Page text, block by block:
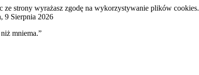
strony wyrażasz zgodę na wykorzystywanie plików cookies.
9 Sierpnia 2026
mniema.”